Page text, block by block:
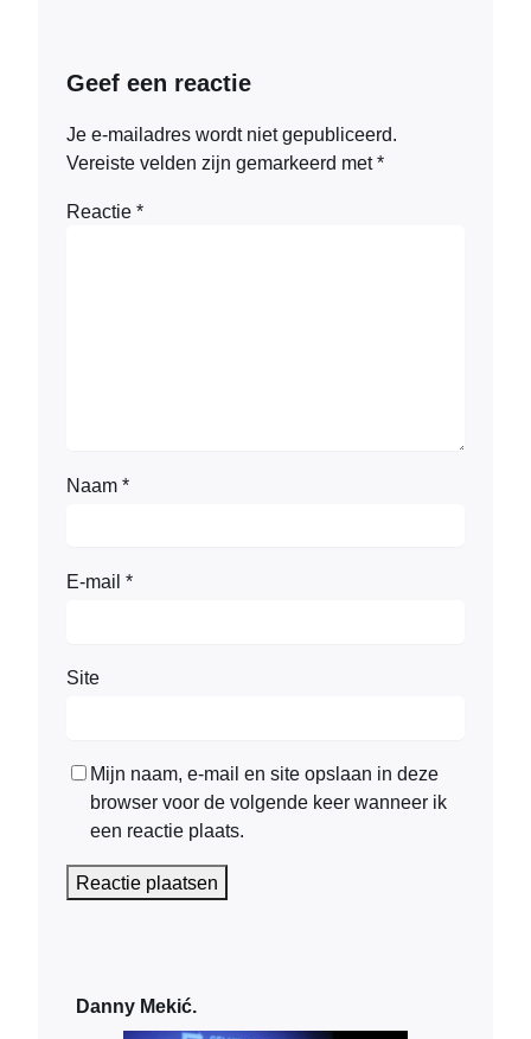
Geef een reactie
Je e-mailadres wordt niet gepubliceerd.
Vereiste velden zijn gemarkeerd met*
Reactie *
Naam *
E-mail *
Site
Mijn naam, e-mail en site opslaan in deze
browser voor de volgende keer wanneer ik
een reactie plaats.
Danny Mekić.